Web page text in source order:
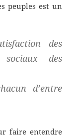
peuples est un
des
sociaux des
d’entre
faire entendre